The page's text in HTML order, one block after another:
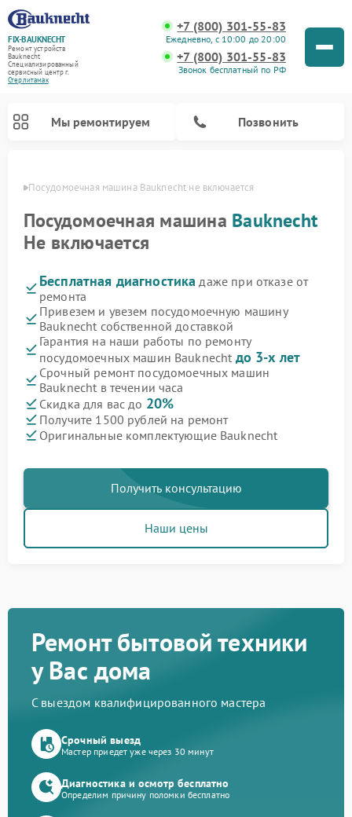
FIX-BAUKNECHT
Ремонт устройств
Bauknecht
Специализированный
cервисный центр г.
Стерлитамак
+7 (800) 301-55-83
Ежедневно, с 10:00 до 20:00
+7 (800) 301-55-83
Звонок бесплатный по РФ
Мы ремонтируем Позвонить
Посудомоечная машина Bauknecht не включается
Посудомоечная машина Bauknecht
Не включается
Бесплатная диагностика даже при отказе от
ремонта
Привезем и увезем посудомоечную машину
Bauknecht собственной доставкой
Гарантия на наши работы по ремонту
посудомоечных машин Bauknecht до 3-х лет
Срочный ремонт посудомоечных машин
Bauknecht в течении часа
Скидка для вас до 20%
Получите 1500 рублей на ремонт
Оригинальные комплектующие Bauknecht
Получить консультацию
Наши цены
Ремонт бытовой техники
у Вас дома
С выездом квалифицированного мастера
Срочный выезд
Мастер приедет уже через 30 минут
Диагностика и осмотр бесплатно
Определим причину поломки бесплатно